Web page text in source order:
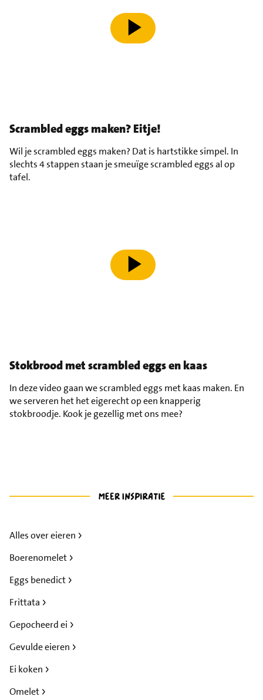
speel video af
Scrambled eggs maken? Eitje!
Wil je scrambled eggs maken? Dat is hartstikke simpel. In
slechts 4 stappen staan je smeuïge scrambled eggs al op
tafel.
speel video af
Stokbrood met scrambled eggs en kaas
In deze video gaan we scrambled eggs met kaas maken. En
we serveren het het eigerecht op een knapperig
stokbroodje. Kook je gezellig met ons mee?
Alles over eieren
Boerenomelet
Eggs benedict
Frittata
Gepocheerd ei
Gevulde eieren
Ei koken
Omelet